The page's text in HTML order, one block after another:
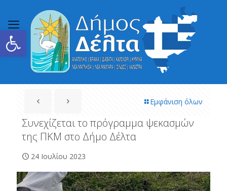
Ανοίξτε τη γραμμή εργαλείων
Εμφάνιση όλων
Συνεχίζεται το πρόγραμμα ψεκασμών
της ΠΚΜ στο Δήμο Δέλτα
24 Ιουλίου 2023